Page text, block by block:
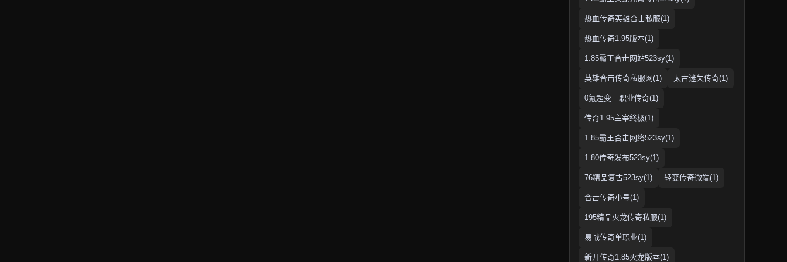
热血传奇英雄合击私服(1)
热血传奇1.95版本(1)
1.85霸王合击网站523sy(1)
英雄合击传奇私服网(1) 太古迷失传奇(1)
0氪超变三职业传奇(1)
传奇1.95主宰终极(1)
1.85霸王合击网络523sy(1)
1.80传奇发布523sy(1)
76精品复古523sy(1) 轻变传奇微端(1)
合击传奇小号(1)
195精品火龙传奇私服(1)
易战传奇单职业(1)
新开传奇1.85火龙版本(1)